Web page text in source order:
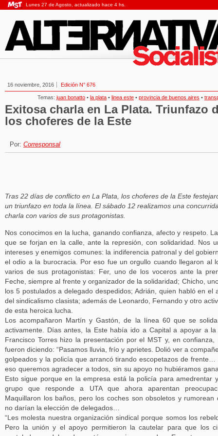
Lunes 27 de Agosto, actualizado hace 4 hs.
16 noviembre, 2016 Edición N° 676
Temas: juan bonatto • la plata • linea este • provincia de buenos aires •
Exitosa charla en La Plata. Triunfazo
los choferes de la Este
Por: Corresponsal
Tras 22 días de conflicto en La Plata, los choferes de la Este
un triunfazo en toda la línea. El sábado 12 realizamos una
charla con varios de sus protagonistas.
Nos conocimos en la lucha, ganando confianza, afecto y respeto.
que se forjan en la calle, ante la represión, con solidaridad. Nos
intereses y enemigos comunes: la indiferencia patronal y del
el odio a la burocracia. Por eso fue un orgullo cuando llegaron al
varios de sus protagonistas: Fer, uno de los voceros ante la
Feche, siempre al frente y organizador de la solidaridad; Chicho,
los 5 postulados a delegado despedidos; Adrián, quien habló en el
del sindicalismo clasista; además de Leonardo, Fernando y otro
de esta heroica lucha.
Los acompañaron Martín y Gastón, de la línea 60 que se
activamente. Días antes, la Este había ido a Capital a apoyar a la
Francisco Torres hizo la presentación por el MST y, en confianza,
fueron diciendo: “Pasamos lluvia, frío y aprietes. Dolió ver a
golpeados y la policía que arrancó tirando escopetazos de frente…
eso queremos agradecer a todos, sin su apoyo no hubiéramos
Esto sigue porque en la empresa está la policía para amedrentar
grupo que responde a UTA que ahora aparentan
Maquillaron los baños, pero los coches son obsoletos y rumorean
no darían la elección de delegados…
“Les molesta nuestra organización sindical porque somos los
Pero la unión y el apoyo permitieron la cautelar para que los